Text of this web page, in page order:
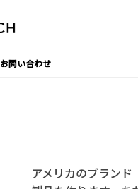
お問い合わせ
アメリカのブラン